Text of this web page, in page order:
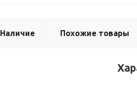
Наличие Похожие товары